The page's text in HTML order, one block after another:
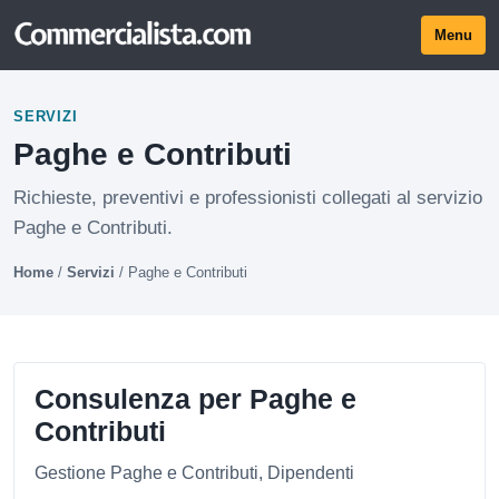
Menu
SERVIZI
Paghe e Contributi
Richieste, preventivi e professionisti collegati al servizio
Paghe e Contributi.
Home / Servizi / Paghe e Contributi
Consulenza per Paghe e
Contributi
Gestione Paghe e Contributi, Dipendenti